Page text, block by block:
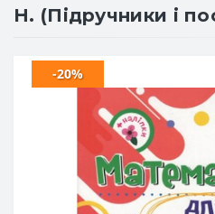
Н. (Підручники і
-20%